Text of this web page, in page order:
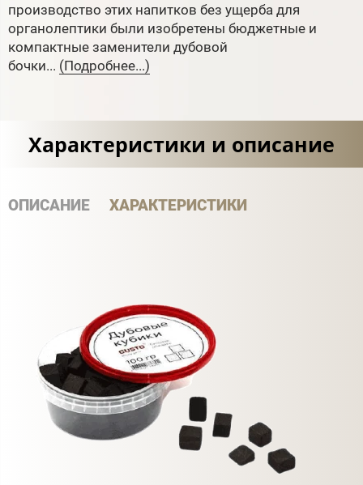
производство этих напитков без ущерба для
органолептики были изобретены бюджетные и
компактные заменители дубовой
бочки... (Подробнее...)
Характеристики и описание
ОПИСАНИЕ ХАРАКТЕРИСТИКИ